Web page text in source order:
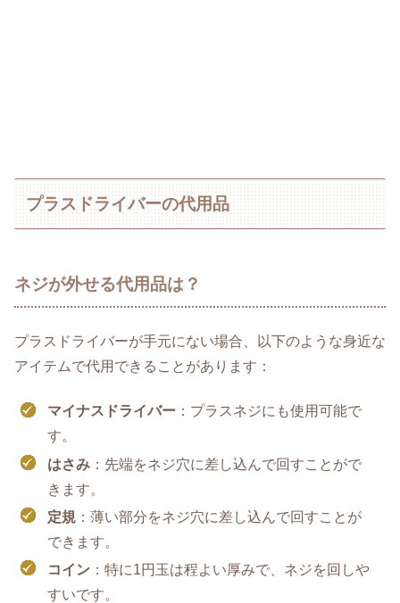
プラスドライバーの代用品
ネジが外せる代用品は？
プラスドライバーが手元にない場合、以下のような身近な
アイテムで代用できることがあります：
マイナスドライバー ：プラスネジにも使用可能で
す。
はさみ ：先端をネジ穴に差し込んで回すことがで
きます。
定規 ：薄い部分をネジ穴に差し込んで回すことが
できます。
コイン ：特に1円玉は程よい厚みで、ネジを回しや
すいです。